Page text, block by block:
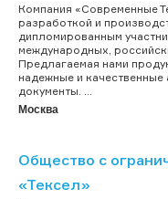
Компания «Современные
разработкой и
дипломированным
международных,
Предлагаемая нами
надежные и
документы. ...
Москва
Общество с
«Тексел»